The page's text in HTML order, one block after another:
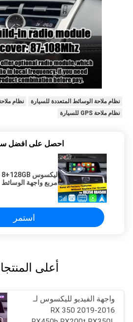
نظام ملاحة الوسائط المتعددة للسيارة
نظام
نظام ملاحة GPS للسيارة
احصل على افضل
استمر
أعلى
واجهة الفيديو لليكسوس لـ
2016-2019 RX 350